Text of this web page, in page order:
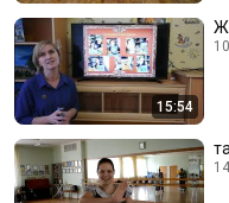
15:54